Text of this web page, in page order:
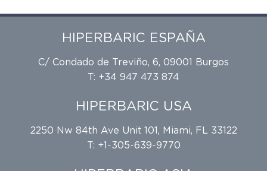
HIPERBARIC ESPAÑA
C/ Condado de Treviño, 6, 09001 Burgos
T: +34 947 473 874
HIPERBARIC USA
2250 Nw 84th Ave Unit 101, Miami, FL 33122
T: +1-305-639-9770